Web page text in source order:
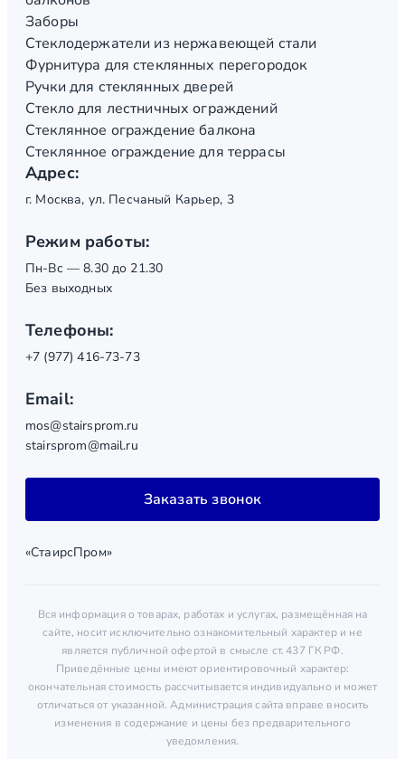
Заборы
Стеклодержатели из нержавеющей стали
Фурнитура для стеклянных перегородок
Ручки для стеклянных дверей
Стекло для лестничных ограждений
Стеклянное ограждение балкона
Стеклянное ограждение для террасы
Адрес:
г. Москва, ул. Песчаный Карьер, 3
Режим работы:
Пн-Вс — 8.30 до 21.30
Без выходных
Телефоны:
+7 (977) 416-73-73
Email:
mos@stairsprom.ru
stairsprom@mail.ru
Заказать звонок
«СтаирсПром»
Вся информация о товарах, работах и услугах, размещённая на
сайте, носит исключительно ознакомительный характер и не
является публичной офертой в смысле ст. 437 ГК РФ.
Приведённые цены имеют ориентировочный характер:
окончательная стоимость рассчитывается индивидуально и может
отличаться от указанной. Администрация сайта вправе вносить
изменения в содержание и цены без предварительного
уведомления.